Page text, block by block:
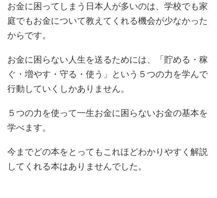
お金に困ってしまう日本人が多いのは、学校でも家
庭でもお金について教えてくれる機会が少なかった
からです。
お金に困らない人生を送るためには、「貯める・稼
ぐ・増やす・守る・使う」という５つの力を学んで
行動していくしかありません。
５つの力を使って一生お金に困らないお金の基本を
学べます。
今までどの本をとってもこれほどわかりやすく解説
してくれる本はありませんでした。